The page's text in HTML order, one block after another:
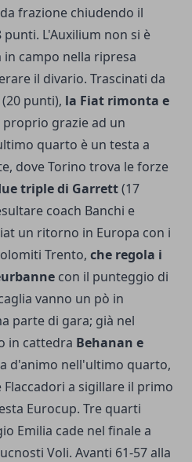
frazione chiudendo il
L'Auxilium non si è
campo nella ripresa
il divario. Trascinati da
punti), la Fiat rimonta e
proprio grazie ad un
quarto è un testa a
dove Torino trova le forze
triple di Garrett(17
coach Banchi e
un ritorno in Europa con i
Trento, che regola i
con il punteggio di
vanno un pò in
parte di gara; già nel
in cattedra Behanan e
d'animo nell'ultimo quarto,
Flaccadori a sigillare il primo
Eurocup. Tre quarti
Emilia cade nel finale a
Voli. Avanti 61-57 alla